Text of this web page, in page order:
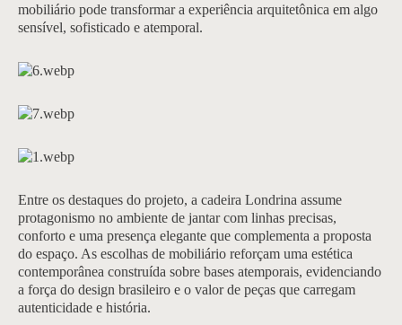
mobiliário pode transformar a experiência arquitetônica em algo
sensível, sofisticado e atemporal.
Entre os destaques do projeto, a cadeira Londrina assume
protagonismo no ambiente de jantar com linhas precisas,
conforto e uma presença elegante que complementa a proposta
do espaço. As escolhas de mobiliário reforçam uma estética
contemporânea construída sobre bases atemporais, evidenciando
a força do design brasileiro e o valor de peças que carregam
autenticidade e história.